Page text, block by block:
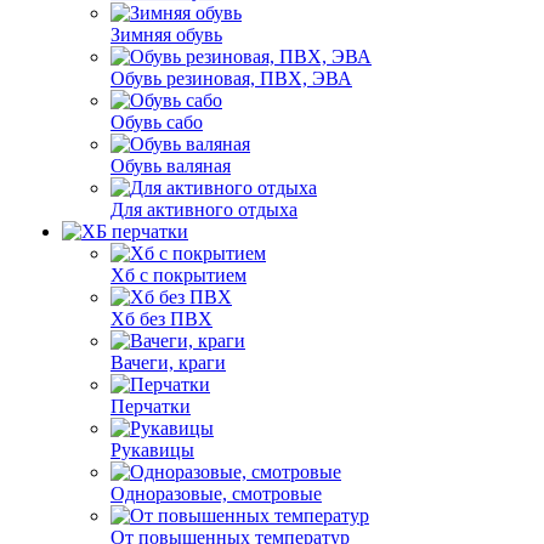
Зимняя обувь
Обувь резиновая, ПВХ, ЭВА
Обувь сабо
Обувь валяная
Для активного отдыха
Хб с покрытием
Хб без ПВХ
Вачеги, краги
Перчатки
Рукавицы
Одноразовые, смотровые
От повышенных температур